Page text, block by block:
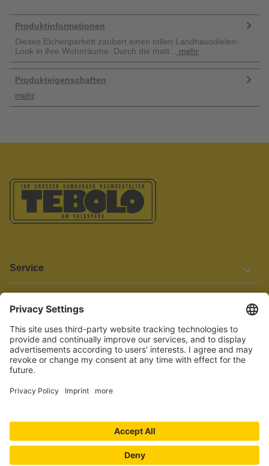
Produktinformationen
Dieses Eichenparkett zaubert einen tollen Landhausdielen-
Look in ihre Wohnräume. Durch die matt...
mehr
Produkteigenschaften
mehr
Service
Informationen
Barrierefreiheit
Wir bemühen uns, unsere Website barrierefrei zu gestalten.
Einige Inhalte und Funktionen sind derzeit jedoch noch nicht
vollständig zugänglich. Wenn Sie auf Barrieren stoßen oder Hilfe
benötigen, kontaktieren Sie uns bitte unter service[at]knutzen.de.
Vertrag widerrufen
© 2026 TEBOLO